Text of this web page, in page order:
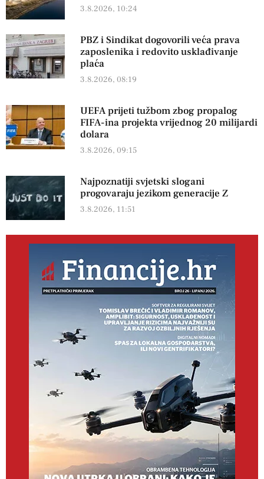
3.8.2026, 10:24
PBZ i Sindikat dogovorili veća prava
zaposlenika i redovito usklađivanje
plaća
3.8.2026, 08:19
UEFA prijeti tužbom zbog propalog
FIFA-ina projekta vrijednog 20 milijardi
dolara
3.8.2026, 09:15
Najpoznatiji svjetski slogani
progovaraju jezikom generacije Z
3.8.2026, 11:51